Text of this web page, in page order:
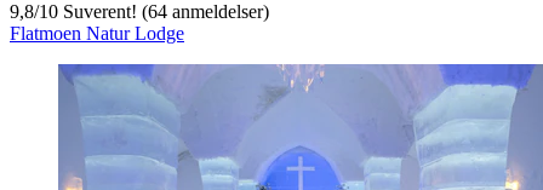
9,8/10 Suverent! (64 anmeldelser)
Flatmoen Natur Lodge